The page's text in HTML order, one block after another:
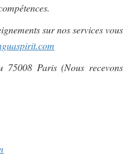
sur nos services vous
75008 Paris (Nous recevons